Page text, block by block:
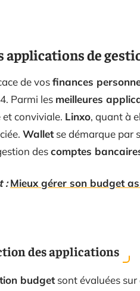
de
de vosfinances
Parmi les meilleures
conviviale. Linxo, quant à
Walletse démarque par
descomptes
: Mieux gérer son budget
des applications
budgetsont évaluées sur